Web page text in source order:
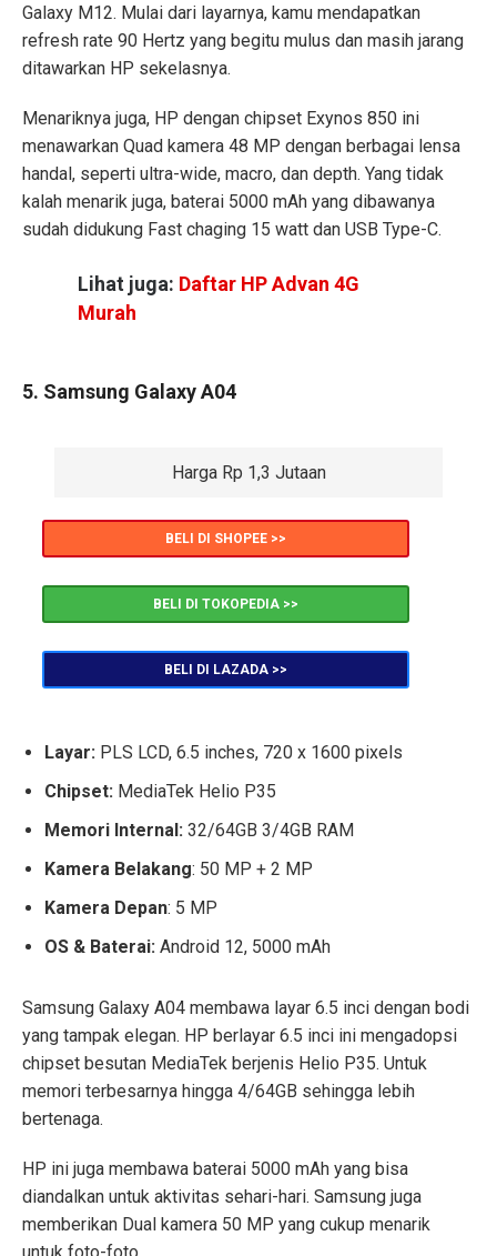
Galaxy M12. Mulai dari layarnya, kamu mendapatkan
refresh rate 90 Hertz yang begitu mulus dan masih jarang
ditawarkan HP sekelasnya.
Menariknya juga, HP dengan chipset Exynos 850 ini
menawarkan Quad kamera 48 MP dengan berbagai lensa
handal, seperti ultra-wide, macro, dan depth. Yang tidak
kalah menarik juga, baterai 5000 mAh yang dibawanya
sudah didukung Fast chaging 15 watt dan USB Type-C.
Lihat juga: Daftar HP Advan 4G
Murah
5. Samsung Galaxy A04
Harga Rp 1,3 Jutaan
BELI DI SHOPEE >>
BELI DI TOKOPEDIA >>
BELI DI LAZADA >>
Layar: PLS LCD, 6.5 inches, 720 x 1600 pixels
Chipset: MediaTek Helio P35
Memori Internal: 32/64GB 3/4GB RAM
Kamera Belakang: 50 MP + 2 MP
Kamera Depan: 5 MP
OS & Baterai: Android 12, 5000 mAh
Samsung Galaxy A04 membawa layar 6.5 inci dengan bodi
yang tampak elegan. HP berlayar 6.5 inci ini mengadopsi
chipset besutan MediaTek berjenis Helio P35. Untuk
memori terbesarnya hingga 4/64GB sehingga lebih
bertenaga.
HP ini juga membawa baterai 5000 mAh yang bisa
diandalkan untuk aktivitas sehari-hari. Samsung juga
memberikan Dual kamera 50 MP yang cukup menarik